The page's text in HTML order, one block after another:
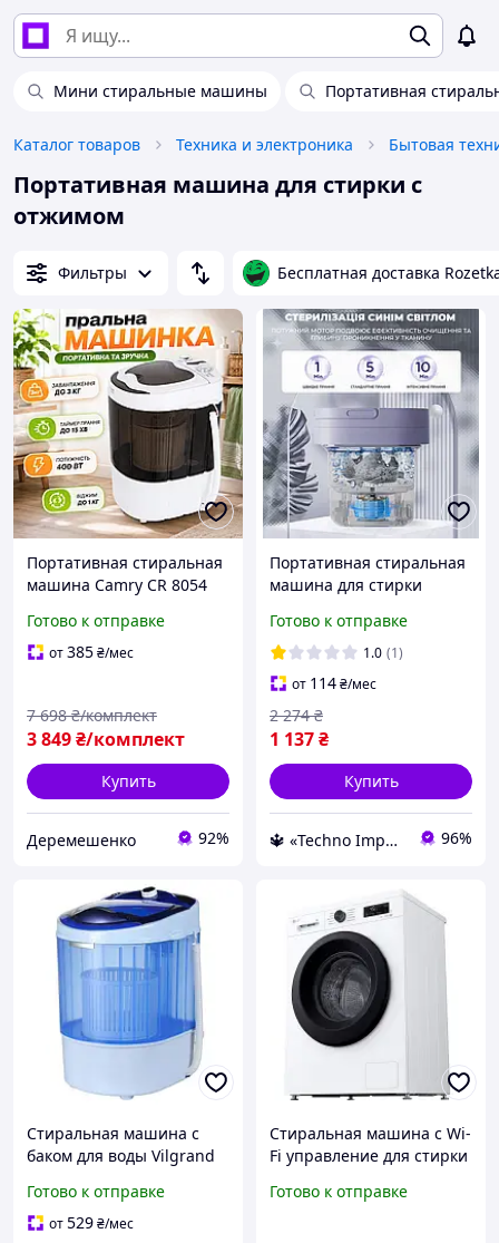
Мини стиральные машины Портативная
Каталог товаров Техника и электроника Бытовая
Портативная машина для стирки с
отжимом
Фильтры Бесплатная доставка
Портативная стиральная
машина Camry CR 8054
580 Вт Переносная стилка
для вещей до 3кг
Готово к отправке
от385₴/мес
3 849₴/комплект
7 698 ₴/комплект
Купить
Деремешенко 92%
Портативная стиральная
машина для стирки
центрифугой для дачи
без водопровода
Готово к отправке
1.0 (1)
от 114₴/мес
1 137₴
2 274 ₴
Купить
🔱 «Techno Imperia» Компетентность! Качество товара! Быстрая отправка! ✅ 96%
Стиральная машина с
баком для воды Vilgrand
машинка автомат
портативная PN-66
Готово к отправке
от529₴/мес
Стиральная машина с Wi-
Fi управление для стирки
мин с функцией пара
Готово к отправке